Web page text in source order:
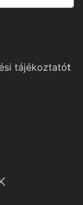
tájékoztatót